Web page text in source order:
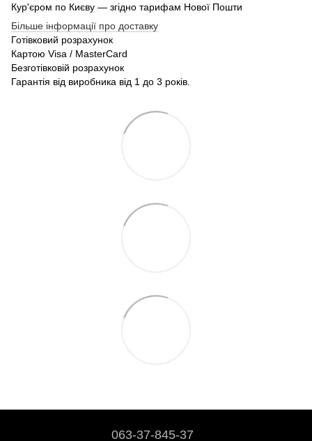
Кур'єром по Києву — згідно тарифам Нової Пошти
Більше інформації про доставку
Готівковий розрахунок
Картою Visa / MasterCard
Безготівковій розрахунок
Гарантія від виробника від 1 до 3 років.
063-37-845-37